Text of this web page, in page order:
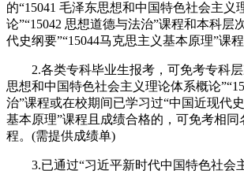
的“15041 毛泽东思想和中国特色社会主义
论”“15042 思想道德与法治”课程和本科层
代史纲要”“15044马克思主义基本原理”课程
2.各类专科毕业生报考，可免考专科层
思想和中国特色社会主义理论体系概论
治”课程或在校期间已学习过“中国近现代
基本原理”课程且成绩合格的，可免考相
程。(需提供成绩单)
3.已通过“习近平新时代中国特色社会